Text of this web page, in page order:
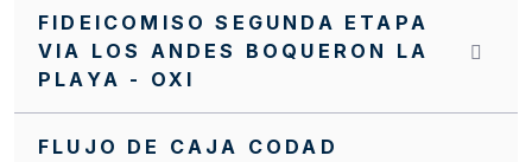
FIDEICOMISO SEGUNDA ETAPA
VIA LOS ANDES BOQUERON LA
PLAYA - OXI
FLUJO DE CAJA CODAD